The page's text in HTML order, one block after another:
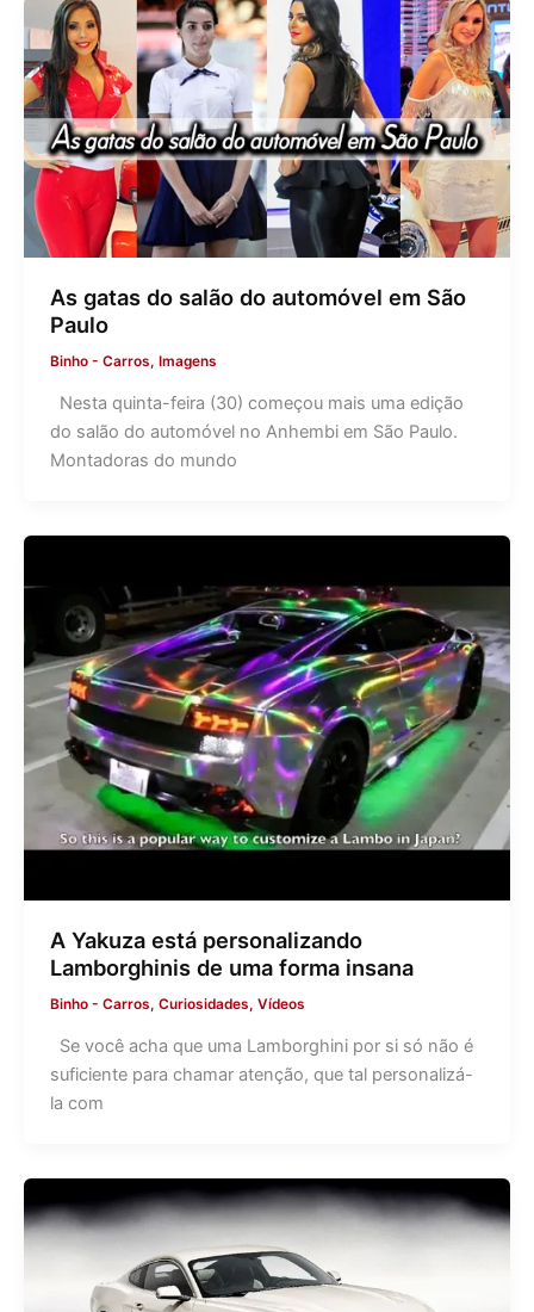
As gatas do salão do automóvel em São
Paulo
Binho - Carros, Imagens
Nesta quinta-feira (30) começou mais uma edição
do salão do automóvel no Anhembi em São Paulo.
Montadoras do mundo
A Yakuza está personalizando
Lamborghinis de uma forma insana
Binho - Carros, Curiosidades, Vídeos
Se você acha que uma Lamborghini por si só não é
suficiente para chamar atenção, que tal personalizá-
la com